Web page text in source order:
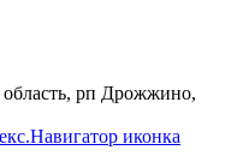
рп Дрожжино,